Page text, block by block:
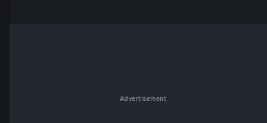
Advertisement